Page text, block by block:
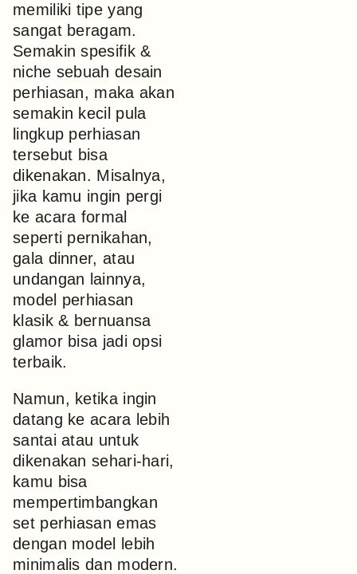
memiliki tipe yang
sangat beragam.
Semakin spesifik &
niche sebuah desain
perhiasan, maka akan
semakin kecil pula
lingkup perhiasan
tersebut bisa
dikenakan. Misalnya,
jika kamu ingin pergi
ke acara formal
seperti pernikahan,
gala dinner, atau
undangan lainnya,
model perhiasan
klasik & bernuansa
glamor bisa jadi opsi
terbaik.
Namun, ketika ingin
datang ke acara lebih
santai atau untuk
dikenakan sehari-hari,
kamu bisa
mempertimbangkan
set perhiasan emas
dengan model lebih
minimalis dan modern.